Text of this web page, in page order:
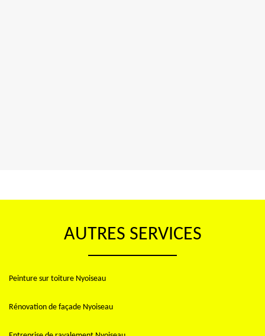
AUTRES SERVICES
Peinture sur toiture Nyoiseau
Rénovation de façade Nyoiseau